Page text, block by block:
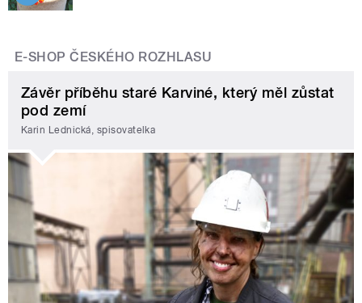
E-SHOP ČESKÉHO ROZHLASU
Závěr příběhu staré Karviné, který měl zůstat
pod zemí
Karin Lednická, spisovatelka